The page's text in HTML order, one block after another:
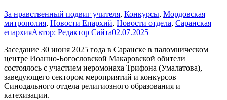
За нравственный подвиг учителя, Конкурсы, Мордовская
митрополия, Новости Епархий, Новости отдела, Саранская
епархияАвтор: Редактор Сайта02.07.2025
Заседание 30 июня 2025 года в Саранске в паломническом
центре Иоанно-Богословской Макаровской обители
состоялось с участием иеромонаха Трифона (Умалатова),
заведующего сектором мероприятий и конкурсов
Синодального отдела религиозного образования и
катехизации.